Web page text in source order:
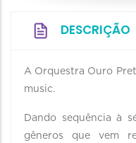
DESCRIÇÃO
A Orquestra Ouro
music.
Dando sequência à
gêneros que vem